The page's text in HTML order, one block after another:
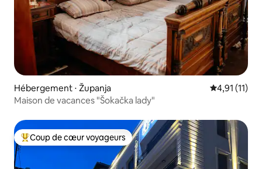
Hébergement ⋅ Županja Évaluation
4,91 (11)
Maison de vacances "Šokačka lady"
Coups de cœur voyageurs les plus appréciés
Coup de cœur voyageurs